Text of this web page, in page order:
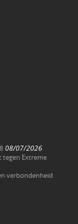
08/07/2026
tegen Extreme
verbondenheid